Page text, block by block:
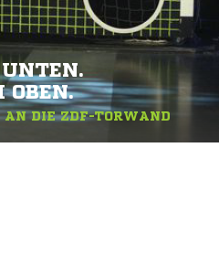
OBEN.
DIE ZDF-TORWAND